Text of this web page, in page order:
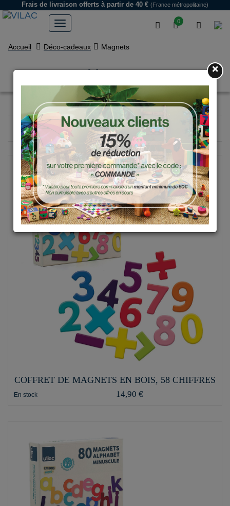
0
Frais de livraison offerts à partir de 40 € (France métropolitaine)
Accueil Déco-cadeaux Magnets
Magnets
Filtrer 12produits
COFFRET DE MAGNETS EN BOIS, 58 CHIFFRES
En stock 14,90 €
×